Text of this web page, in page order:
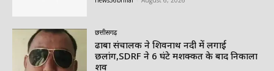
छत्तीसगढ़
ढाबा संचालक ने शिवनाथ नदी में लगाई
छलांग,SDRF ने 6 घंटे मशक्कत के बाद निकाला
शव